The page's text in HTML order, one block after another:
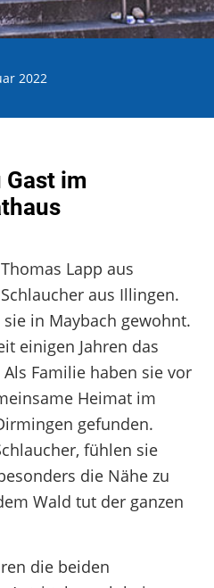
2022
Gast im
Lapp aus
aus Illingen.
in Maybach gewohnt.
einigen Jahren das
Als Familie haben sie vor
Heimat im
gefunden.
fühlen sie
die Nähe zu
Wald tut der ganzen
die beiden